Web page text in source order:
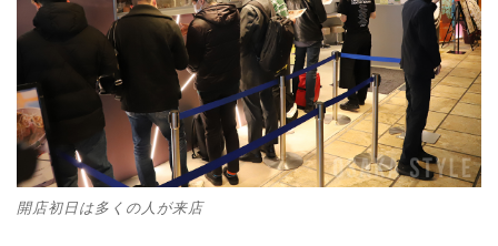
開店初日は多くの人が来店